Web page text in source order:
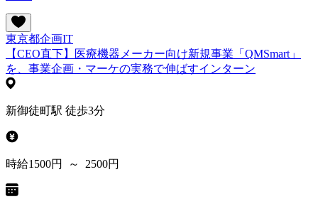
東京都企画IT
【CEO直下】医療機器メーカー向け新規事業「QMSmart」
を、事業企画・マーケの実務で伸ばすインターン
新御徒町駅 徒歩3分
時給1500円 ～ 2500円